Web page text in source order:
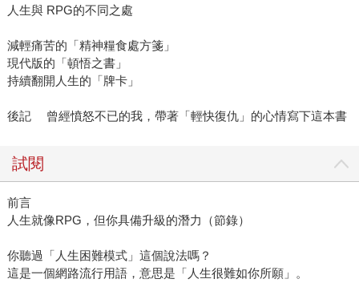
人生與 RPG的不同之處
減輕痛苦的「精神糧食處方箋」
現代版的「頓悟之書」
持續翻開人生的「牌卡」
後記 曾經憤怒不已的我，帶著「輕快復仇」的心情寫下這本書
試閱
前言
人生就像RPG，但你具備升級的潛力（節錄）
你聽過「人生困難模式」這個說法嗎？
這是一個網路流行用語，意思是「人生很難如你所願」。